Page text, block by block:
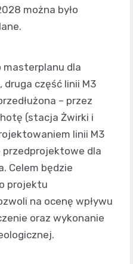
można było
masterplanu dla
druga część linii M3
– przez
(stacja Żwirki i
linii M3
przedprojektowe dla
Celem będzie
projektu
na ocenę wpływu
oraz wykonanie